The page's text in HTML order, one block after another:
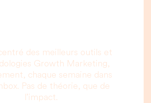
des meilleurs outils et
Growth Marketing,
chaque semaine dans
Pas de théorie, que de
l’impact.